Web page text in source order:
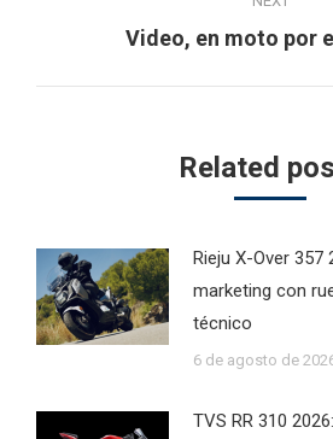
Next
Video, en moto por
Related
Rieju X-Over 357
marketing con
técnico
6 de agosto de
TVS RR 310